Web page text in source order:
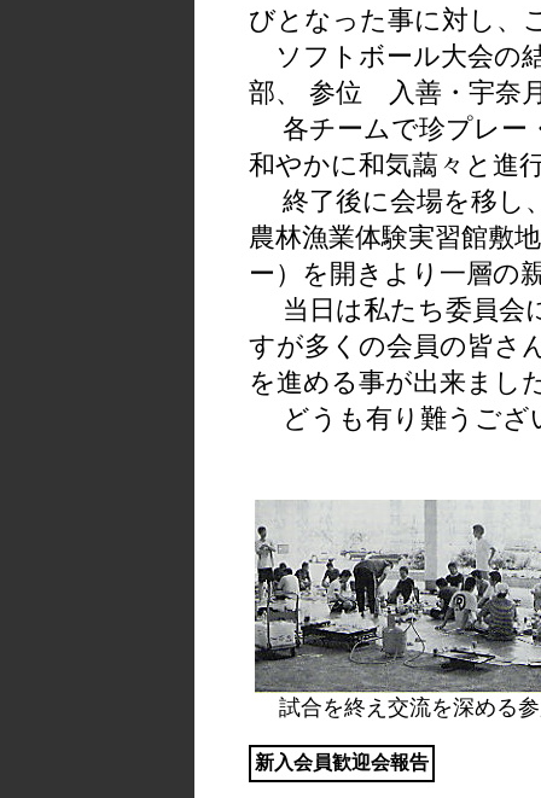
びとなった事に対し、
ソフトボール大会の
部、 参位 入善・宇奈
各チームで珍プレー
和やかに和気藹々と進
終了後に会場を移し
農林漁業体験実習館敷
ー）を開きより一層の
当日は私たち委員会
すが多くの会員の皆さ
を進める事が出来まし
どうも有り難うござ
試合を終え交流を深める
新入会員歓迎会報告